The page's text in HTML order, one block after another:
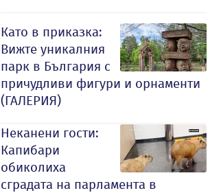
Като в приказка:
Вижте уникалния
парк в България с
причудливи фигури и орнаменти
(ГАЛЕРИЯ)
Неканени гости:
Капибари
обиколиха
сградата на парламента в